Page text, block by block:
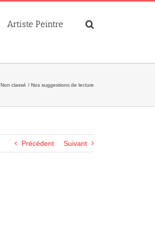
Artiste Peintre
Non classé Nos suggestions de lecture
Précédent Suivant